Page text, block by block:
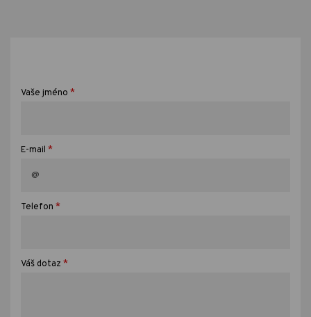
Vaše jméno *
E-mail *
Telefon *
Váš dotaz *